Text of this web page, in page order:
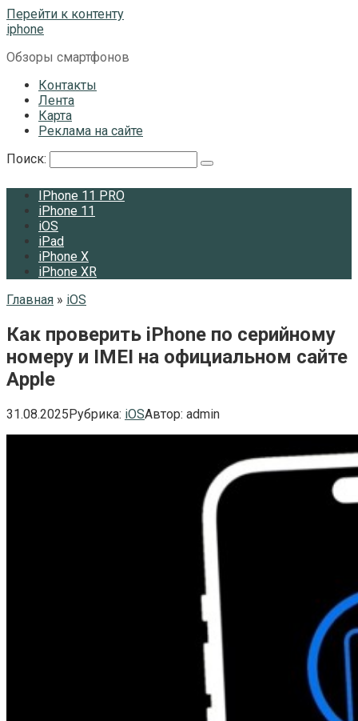
Перейти к контенту
iphone
Обзоры смартфонов
Контакты
Лента
Карта
Реклама на сайте
Поиск:
IPhone 11 PRO
iPhone 11
iOS
iPad
iPhone X
iPhone XR
Главная » iOS
Как проверить iPhone по серийному
номеру и IMEI на официальном сайте
Apple
31.08.2025Рубрика: iOSАвтор: admin